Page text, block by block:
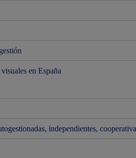
en España
independientes,